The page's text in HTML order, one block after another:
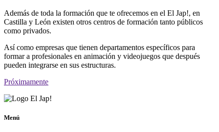
Además de toda la formación que te ofrecemos en el El Jap!, en
Castilla y León existen otros centros de formación tanto públicos
como privados.
Así como empresas que tienen departamentos específicos para
formar a profesionales en animación y videojuegos que después
pueden integrarse en sus estructuras.
Próximamente
Menú